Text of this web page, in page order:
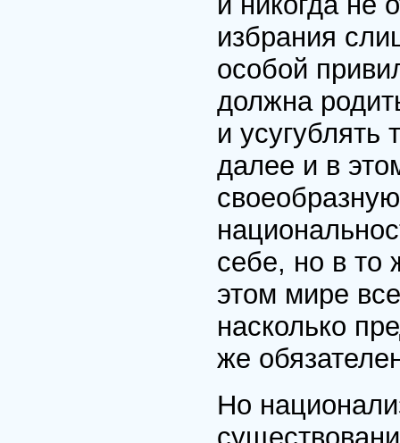
избрания
особой
должна
и
далее и в
себе, но в то
этом мире
насколько
же
Но